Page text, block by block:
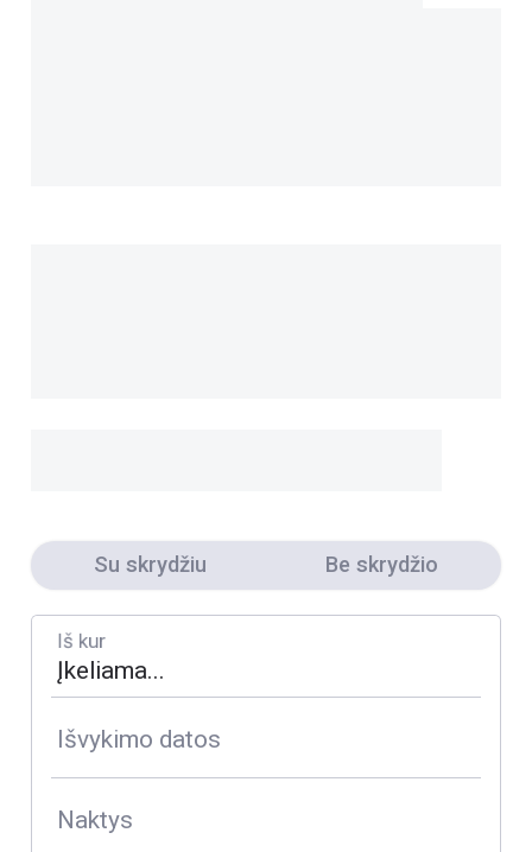
Su skrydžiu Be skrydžio
Iš kur
Išvykimo datos
Naktys